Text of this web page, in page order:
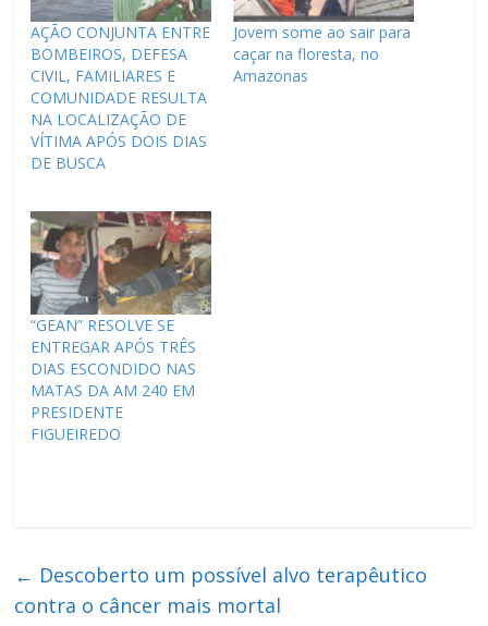
AÇÃO CONJUNTA ENTRE
BOMBEIROS, DEFESA
CIVIL, FAMILIARES E
COMUNIDADE RESULTA
NA LOCALIZAÇÃO DE
VÍTIMA APÓS DOIS DIAS
DE BUSCA
Jovem some ao sair para
caçar na floresta, no
Amazonas
“GEAN” RESOLVE SE
ENTREGAR APÓS TRÊS
DIAS ESCONDIDO NAS
MATAS DA AM 240 EM
PRESIDENTE
FIGUEIREDO
← Descoberto um possível alvo terapêutico
contra o câncer mais mortal